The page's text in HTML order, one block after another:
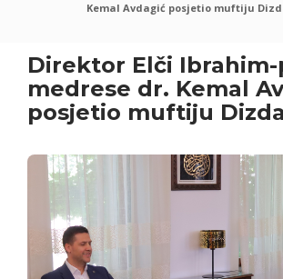
Kemal Avdagić posjetio muftiju
Direktor Elči Ibrahim-
medrese dr. Kemal
posjetio muftiju